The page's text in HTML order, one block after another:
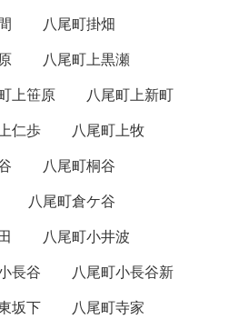
八尾町掛畑
八尾町上黒瀬
上笹原
八尾町上新町
仁歩
八尾町上牧
八尾町桐谷
八尾町倉ケ谷
八尾町小井波
長谷
八尾町小長谷新
坂下
八尾町寺家